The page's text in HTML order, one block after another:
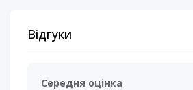
Відгуки
Середня оцінка